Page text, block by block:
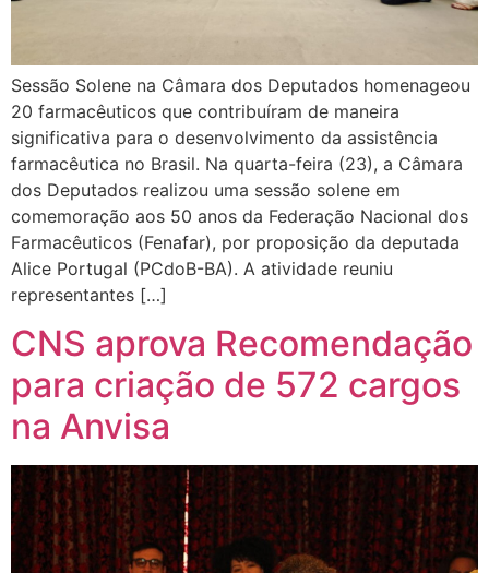
Sessão Solene na Câmara dos Deputados homenageou
20 farmacêuticos que contribuíram de maneira
significativa para o desenvolvimento da assistência
farmacêutica no Brasil. Na quarta-feira (23), a Câmara
dos Deputados realizou uma sessão solene em
comemoração aos 50 anos da Federação Nacional dos
Farmacêuticos (Fenafar), por proposição da deputada
Alice Portugal (PCdoB-BA). A atividade reuniu
representantes […]
CNS aprova Recomendação
para criação de 572 cargos
na Anvisa